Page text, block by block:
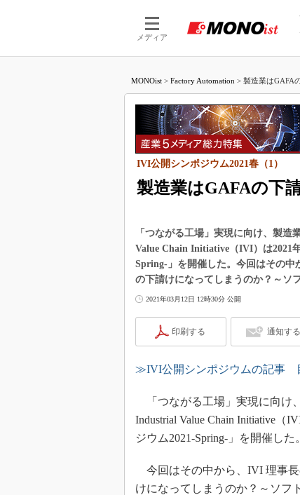
メディア
つながる工
つながるサ
AI×
MONOist > Factory Automation > 製造業はGAFA
製造業はGAFAの下
IVI公開シンポジウム2021春（1）
「つながる工場」実現に向け、製
Value Chain Initiative（IVI）は2021
Spring-」を開催した。今回はその
の下請けになってしまうのか？～ソ
2021年03月12日 12時30分 公開
印刷する 通知する
≫IVI公開シンポジウムの記事
「つながる工場」実現に向け
Industrial Value Chain Initiative
ジウム2021-Spring-」を開催した。
今回はその中から、IVI 理事
けになってしまうのか？～ソフ